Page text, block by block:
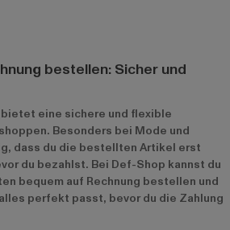
bestellen: Sicher und
bietet eine sichere und flexible
Besonders bei Mode und
dass du die bestellten Artikel erst
du bezahlst. Bei Def-Shop kannst du
bequem auf Rechnung bestellen und
perfekt passt, bevor du die Zahlung